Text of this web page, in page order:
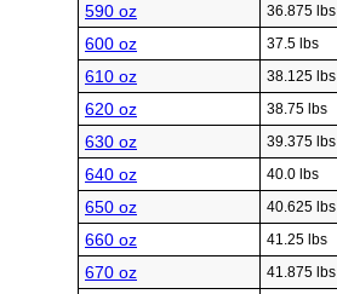
590 oz 36.875 lbs
600 oz 37.5 lbs
610 oz 38.125 lbs
620 oz 38.75 lbs
630 oz 39.375 lbs
640 oz 40.0 lbs
650 oz 40.625 lbs
660 oz 41.25 lbs
670 oz 41.875 lbs